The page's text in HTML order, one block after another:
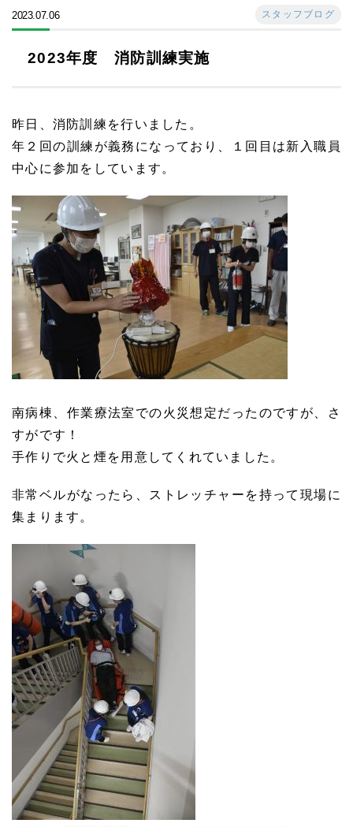
2023.07.06 スタッフブログ
2023年度 消防訓練実施
昨日、消防訓練を行いました。
年２回の訓練が義務になっており、１回目は新入職員
中心に参加をしています。
南病棟、作業療法室での火災想定だったのですが、さ
すがです！
手作りで火と煙を用意してくれていました。
非常ベルがなったら、ストレッチャーを持って現場に
集まります。